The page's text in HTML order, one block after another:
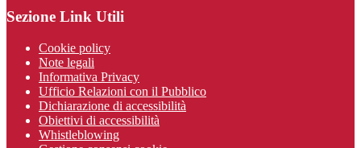
Sezione Link Utili
Cookie policy
Note legali
Informativa Privacy
Ufficio Relazioni con il Pubblico
Dichiarazione di accessibilità
Obiettivi di accessibilità
Whistleblowing